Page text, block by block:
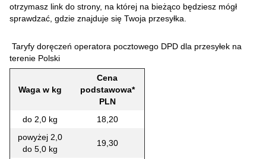
otrzymasz link do strony, na której na bieżąco będziesz mógł
sprawdzać, gdzie znajduje się Twoja przesyłka.
Taryfy doręczeń operatora pocztowego DPD dla przesyłek na
terenie Polski
Waga w kg
Cena
podstawowa*
PLN
do 2,0 kg
18,20
powyżej 2,0
do 5,0 kg
19,30